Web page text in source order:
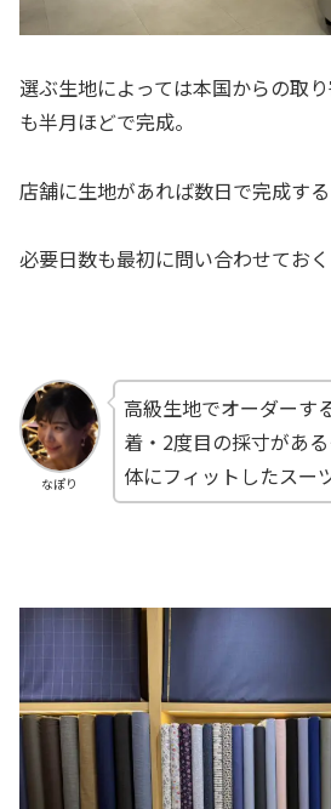
選ぶ生地によっては本国からの取
も半月ほどで完成。
店舗に生地があれば数日で完成する
必要日数も最初に問い合わせておく
なぽり
高級生地でオーダーす
着・2度目の採寸があ
体にフィットしたスー